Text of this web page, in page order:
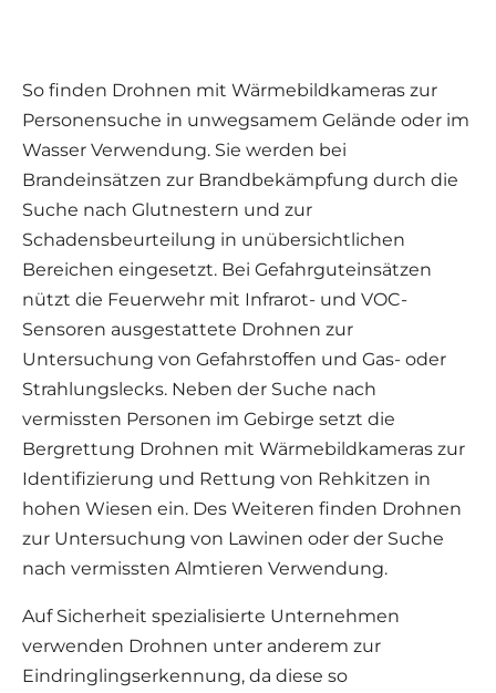
So finden Drohnen mit Wärmebildkameras zur
Personensuche in unwegsamem Gelände oder im
Wasser Verwendung. Sie werden bei
Brandeinsätzen zur Brandbekämpfung durch die
Suche nach Glutnestern und zur
Schadensbeurteilung in unübersichtlichen
Bereichen eingesetzt. Bei Gefahrguteinsätzen
nützt die Feuerwehr mit Infrarot- und VOC-
Sensoren ausgestattete Drohnen zur
Untersuchung von Gefahrstoffen und Gas- oder
Strahlungslecks. Neben der Suche nach
vermissten Personen im Gebirge setzt die
Bergrettung Drohnen mit Wärmebildkameras zur
Identifizierung und Rettung von Rehkitzen in
hohen Wiesen ein. Des Weiteren finden Drohnen
zur Untersuchung von Lawinen oder der Suche
nach vermissten Almtieren Verwendung.
Auf Sicherheit spezialisierte Unternehmen
verwenden Drohnen unter anderem zur
Eindringlingserkennung, da diese so